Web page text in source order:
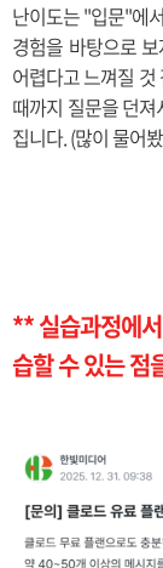
난이도는 "입문"에
경험을 바탕으로
어렵다고 느껴질
때까지 질문을 던
집니다. (많이 물어
** 실습과정에
습할 수 있는 점